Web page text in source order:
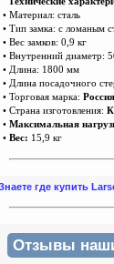
• Материал: сталь
• Тип замка: с ломаным с
• Вес замков: 0,9 кг
• Внутренний диаметр:
• Длина: 1800 мм
• Длина посадочного
• Торговая марка: Россия
• Страна изготовления:
• Максимальная
• Вес: 15,9 кг
где купить
Отзывы